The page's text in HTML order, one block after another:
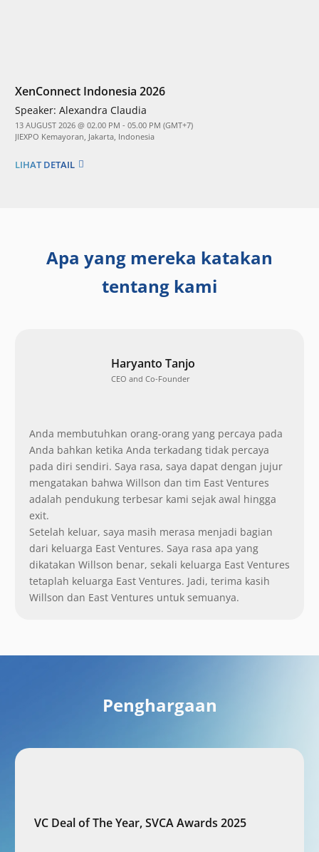
XenConnect Indonesia 2026
Speaker: Alexandra Claudia
13 AUGUST 2026 @ 02.00 PM - 05.00 PM (GMT+7)
JIEXPO Kemayoran, Jakarta, Indonesia
LIHAT DETAIL
Apa yang mereka katakan
tentang kami
Haryanto Tanjo
CEO and Co-Founder
Anda membutuhkan orang-orang yang percaya pada
Anda bahkan ketika Anda terkadang tidak percaya
pada diri sendiri. Saya rasa, saya dapat dengan jujur
mengatakan bahwa Willson dan tim East Ventures
adalah pendukung terbesar kami sejak awal hingga
exit.
Setelah keluar, saya masih merasa menjadi bagian
dari keluarga East Ventures. Saya rasa apa yang
dikatakan Willson benar, sekali keluarga East Ventures
tetaplah keluarga East Ventures. Jadi, terima kasih
Willson dan East Ventures untuk semuanya.
Penghargaan
VC Deal of The Year, SVCA Awards 2025